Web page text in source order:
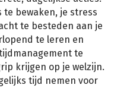
te bewaken, je stress
te besteden aan je
te leren en
te
krijgen op je welzijn.
tijd nemen voor